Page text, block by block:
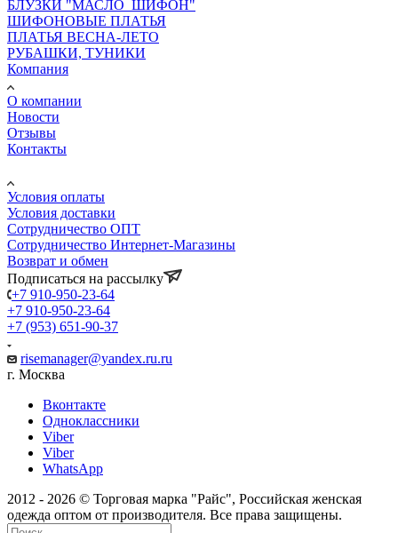
БЛУЗКИ "МАСЛО_ШИФОН"
ШИФОНОВЫЕ ПЛАТЬЯ
ПЛАТЬЯ ВЕСНА-ЛЕТО
РУБАШКИ, ТУНИКИ
Компания
О компании
Новости
Отзывы
Контакты
Условия оплаты
Условия доставки
Сотрудничество ОПТ
Сотрудничество Интернет-Магазины
Возврат и обмен
Подписаться на рассылку
+7 910-950-23-64
+7 910-950-23-64
+7 (953) 651-90-37
risemanager@yandex.ru.ru
г. Москва
Вконтакте
Одноклассники
Viber
Viber
WhatsApp
2012 - 2026 © Торговая марка "Райс", Российская женская
одежда оптом от производителя. Все права защищены.